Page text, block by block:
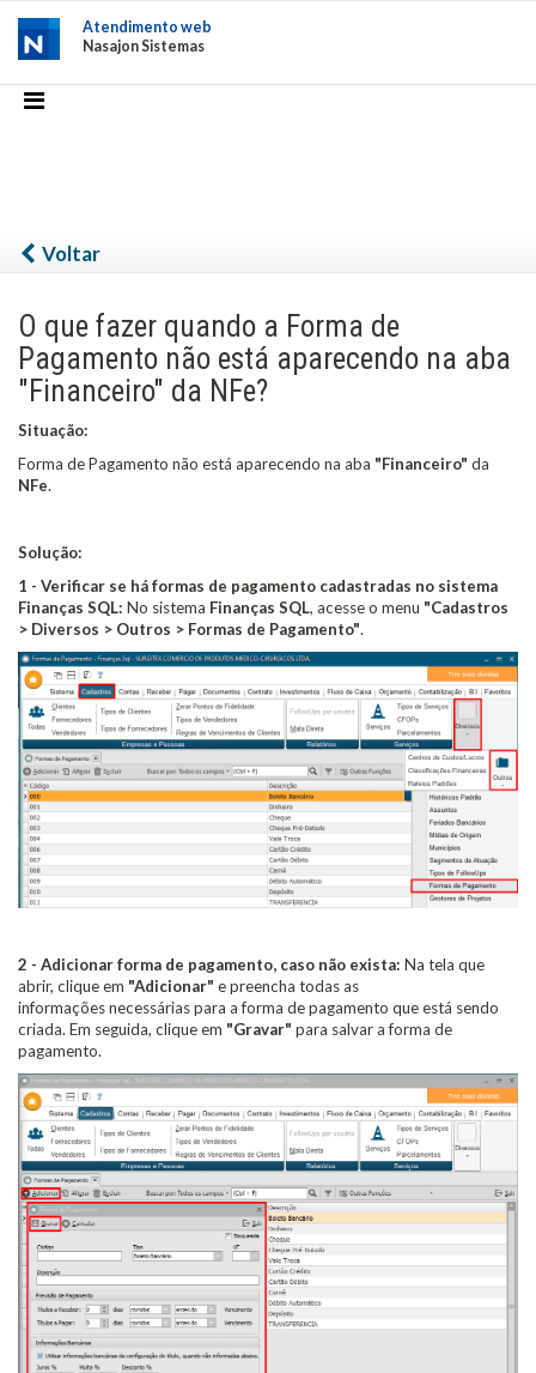
Atendimento web
Nasajon Sistemas
Voltar
O que fazer quando a Forma de
Pagamento não está aparecendo na aba
"Financeiro" da NFe?
Situação:
Forma de Pagamento não está aparecendo na aba "Financeiro" da
NFe.
Solução:
1 - Verificar se há formas de pagamento cadastradas no sistema
Finanças SQL: No sistema Finanças SQL, acesse o menu "Cadastros
> Diversos > Outros > Formas de Pagamento".
2 - Adicionar forma de pagamento, caso não exista: Na tela que
abrir, clique em "Adicionar" e preencha todas as
informações necessárias para a forma de pagamento que está sendo
criada. Em seguida, clique em "Gravar" para salvar a forma de
pagamento.